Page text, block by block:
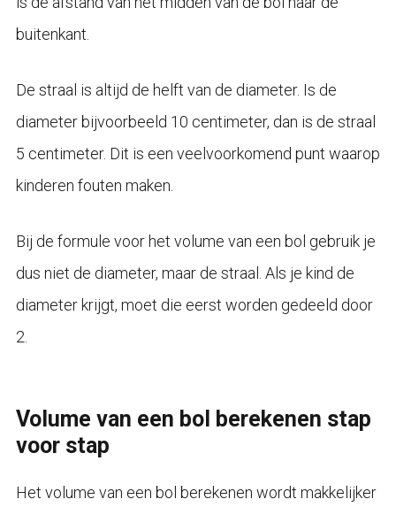
buitenkant.
De straal is altijd de helft van de diameter. Is de
diameter bijvoorbeeld 10 centimeter, dan is de straal
5 centimeter. Dit is een veelvoorkomend punt waarop
kinderen fouten maken.
Bij de formule voor het volume van een bol gebruik je
dus niet de diameter, maar de straal. Als je kind de
diameter krijgt, moet die eerst worden gedeeld door
2.
Volume van een bol berekenen stap
voor stap
Het volume van een bol berekenen wordt makkelijker